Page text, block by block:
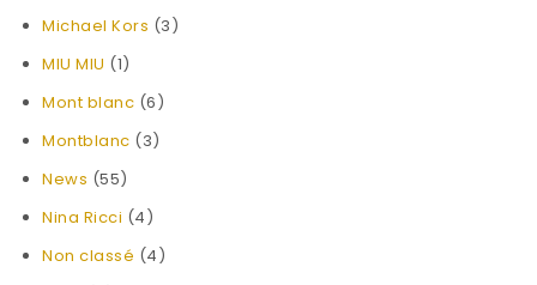
Michael Kors (3)
MIU MIU (1)
Mont blanc (6)
Montblanc (3)
News (55)
Nina Ricci (4)
Non classé (4)